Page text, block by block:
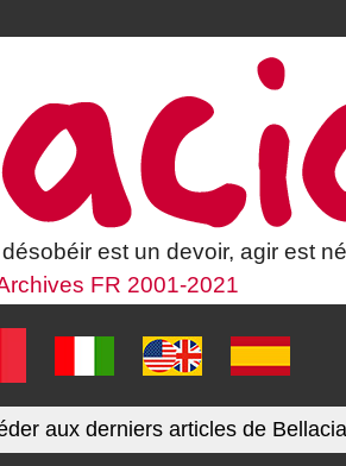
est un devoir, agir est
FR 2001-2021
aux derniers articles de